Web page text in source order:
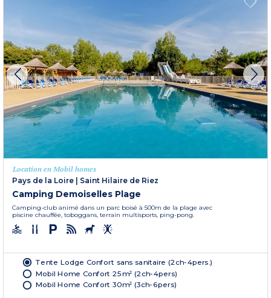
Location en Mobil homes
Pays de la Loire
Saint Hilaire de Riez
Camping Demoiselles Plage
Camping-club animé dans un parc boisé à 500m de la plage avec
piscine chauffée, toboggans, terrain multisports, ping-pong.
Tente Lodge Confort sans sanitaire (2ch-4pers.)
Mobil Home Confort 25m² (2ch-4pers)
Mobil Home Confort 30m² (3ch-6pers)